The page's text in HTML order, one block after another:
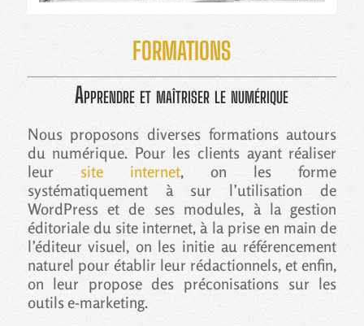
FORMATIONS
Apprendre et maîtriser le numérique
Nous proposons diverses formations autours
du numérique. Pour les clients ayant réaliser
leur site internet, on les forme
systématiquement à sur l’utilisation de
WordPress et de ses modules, à la gestion
éditoriale du site internet, à la prise en main de
l’éditeur visuel, on les initie au référencement
naturel pour établir leur rédactionnels, et enfin,
on leur propose des préconisations sur les
outils e-marketing.